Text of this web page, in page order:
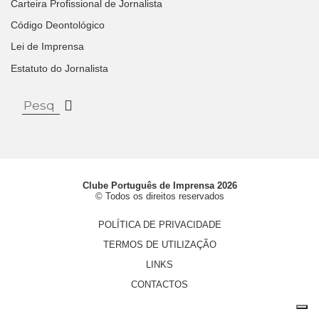
Carteira Profissional de Jornalista
Código Deontológico
Lei de Imprensa
Estatuto do Jornalista
Clube Português de Imprensa 2026
© Todos os direitos reservados
POLÍTICA DE PRIVACIDADE
TERMOS DE UTILIZAÇÃO
LINKS
CONTACTOS